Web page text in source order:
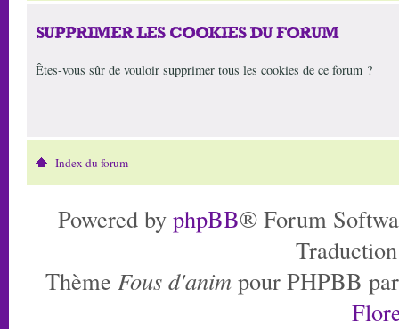
SUPPRIMER LES COOKIES DU FORUM
Êtes-vous sûr de vouloir supprimer tous les cookies de ce forum ?
Index du forum
Powered by phpBB® Forum
Thème Fous d'anim pour PHPBB